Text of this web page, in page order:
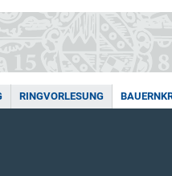
RINGVORLESUNG